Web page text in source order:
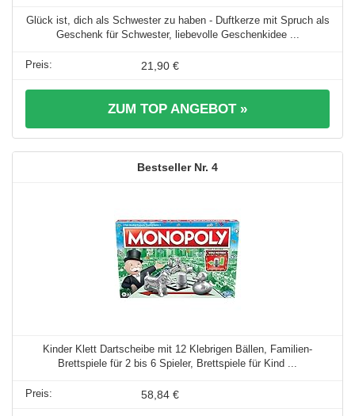
Glück ist, dich als Schwester zu haben - Duftkerze mit Spruch als
Geschenk für Schwester, liebevolle Geschenkidee ...
21,90 €
ZUM TOP ANGEBOT »
4
Kinder Klett Dartscheibe mit 12 Klebrigen Bällen, Familien-
Brettspiele für 2 bis 6 Spieler, Brettspiele für Kind ...
58,84 €